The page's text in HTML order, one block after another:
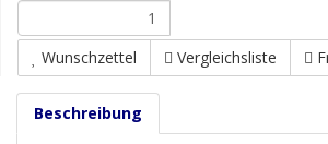
Wunschzettel
Vergleichsliste
Beschreibung